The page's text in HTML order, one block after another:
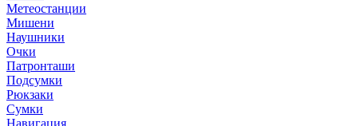
Метеостанции
Мишени
Наушники
Очки
Патронташи
Подсумки
Рюкзаки
Сумки
Навигация